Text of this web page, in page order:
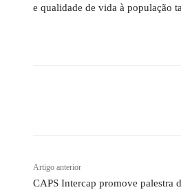
e qualidade de vida à população
Artigo anterior
CAPS Intercap promove palestra